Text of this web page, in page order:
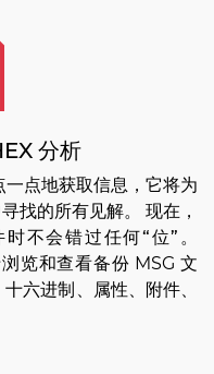
分析
点地获取信息，它将为
找的所有见解。 现在，
时不会错过任何“位” 。
览和查看备份 MSG 文
六进制、属性、附件、